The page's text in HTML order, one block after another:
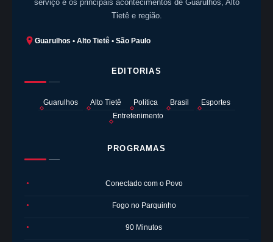
serviço e os principais acontecimentos de Guarulhos, Alto
Tietê e região.
Guarulhos • Alto Tietê • São Paulo
EDITORIAS
Guarulhos Alto Tietê Política Brasil
Esportes
Entretenimento
PROGRAMAS
● Conectado com o Povo
● Fogo no Parquinho
● 90 Minutos